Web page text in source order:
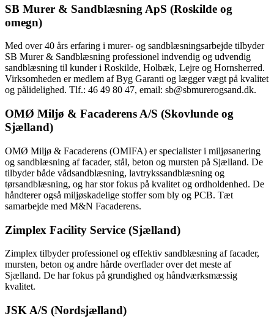
SB Murer & Sandblæsning ApS (Roskilde og
omegn)
Med over 40 års erfaring i murer- og sandblæsningsarbejde tilbyder
SB Murer & Sandblæsning professionel indvendig og udvendig
sandblæsning til kunder i Roskilde, Holbæk, Lejre og Hornsherred.
Virksomheden er medlem af Byg Garanti og lægger vægt på kvalitet
og pålidelighed. Tlf.: 46 49 80 47, email: sb@sbmurerogsand.dk.
OMØ Miljø & Facaderens A/S (Skovlunde og
Sjælland)
OMØ Miljø & Facaderens (OMIFA) er specialister i miljøsanering
og sandblæsning af facader, stål, beton og mursten på Sjælland. De
tilbyder både vådsandblæsning, lavtrykssandblæsning og
tørsandblæsning, og har stor fokus på kvalitet og ordholdenhed. De
håndterer også miljøskadelige stoffer som bly og PCB. Tæt
samarbejde med M&N Facaderens.
Zimplex Facility Service (Sjælland)
Zimplex tilbyder professionel og effektiv sandblæsning af facader,
mursten, beton og andre hårde overflader over det meste af
Sjælland. De har fokus på grundighed og håndværksmæssig
kvalitet.
JSK A/S (Nordsjælland)